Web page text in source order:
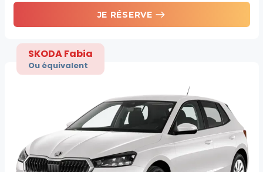
JE RÉSERVE east
SKODA Fabia
Ou équivalent